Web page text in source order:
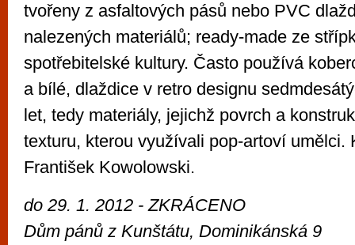
tvořeny z asfaltových pásů nebo PVC
nalezených materiálů; ready-made ze
spotřebitelské kultury. Často používá
a bílé, dlaždice v retro designu
let, tedy materiály, jejichž povrch a
texturu, kterou využívali pop-artoví umělci.
František Kowolowski.
do 29. 1. 2012 - ZKRÁCENO
Dům pánů z Kunštátu, Dominikánská 9